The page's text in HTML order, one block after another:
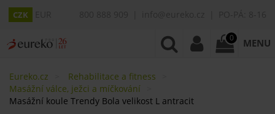
CZK
0 MENU
Eureko.cz
Rehabilitace a fitness
Masážní válce, ježci a míčkování
Masážní koule Trendy Bola velikost L antracit